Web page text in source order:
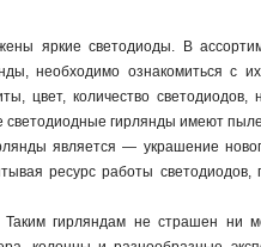
яркие светодиоды. В
необходимо ознакомиться с
цвет, количество светодиодов,
светодиодные гирлянды имеют
является — украшение
ресурс работы светодиодов,
гирляндам не страшен ни